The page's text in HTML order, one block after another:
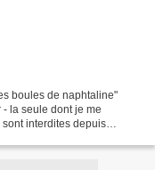
boules de naphtaline"
la seule dont je me
interdites depuis